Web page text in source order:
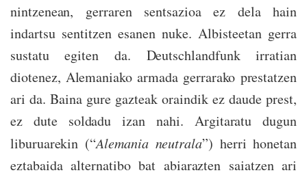
nintzenean, gerraren sentsazioa ez dela hain
indartsu sentitzen esanen nuke. Albisteetan gerra
sustatu egiten da. Deutschlandfunk irratian
diotenez, Alemaniako armada gerrarako prestatzen
ari da. Baina gure gazteak oraindik ez daude prest,
ez dute soldadu izan nahi. Argitaratu dugun
liburuarekin (“Alemania neutrala”) herri honetan
eztabaida alternatibo bat abiarazten saiatzen ari